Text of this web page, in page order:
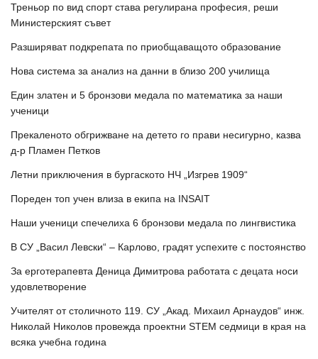
Треньор по вид спорт става регулирана професия, реши
Министерският съвет
Разширяват подкрепата по приобщаващото образование
Нова система за анализ на данни в близо 200 училища
Един златен и 5 бронзови медала по математика за наши
ученици
Прекаленото обгрижване на детето го прави несигурно, казва
д-р Пламен Петков
Летни приключения в бургаското НЧ „Изгрев 1909“
Пореден топ учен влиза в екипа на INSAIT
Наши ученици спечелиха 6 бронзови медала по лингвистика
В СУ „Васил Левски“ – Карлово, градят успехите с постоянство
За ерготерапевта Деница Димитрова работата с децата носи
удовлетворение
Учителят от столичното 119. СУ „Акад. Михаил Арнаудов“ инж.
Николай Николов провежда проектни STEM седмици в края на
всяка учебна година